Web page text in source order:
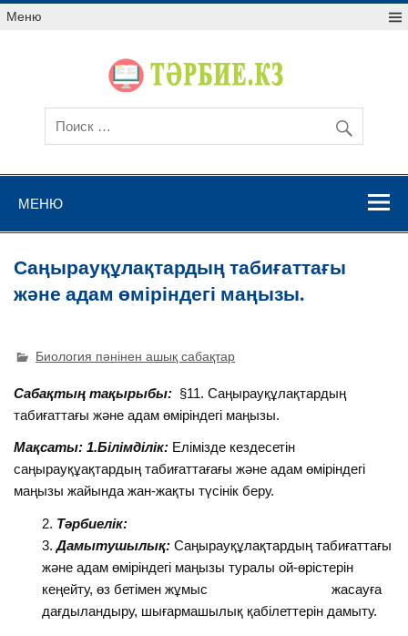
Меню
МЕНЮ
Саңырауқұлақтардың табиғаттағы
және адам өміріндегі маңызы.
Биология пәнінен ашық сабақтар
Сабақтың тақырыбы: §11. Саңырауқұлақтардың
табиғаттағы және адам өміріндегі маңызы.
Мақсаты: 1.Білімділік: Елімізде кездесетін
саңырауқұақтардың табиғаттағағы және адам өміріндегі
маңызы жайында жан-жақты түсінік беру.
Тәрбиелік:
Дамытушылық:Саңырауқұлақтардың табиғаттағы
және адам өміріндегі маңызы туралы ой-өрістерін
кеңейту, өз бетімен жұмыс жасауға
дағдыландыру, шығармашылық қабілеттерін дамыту.